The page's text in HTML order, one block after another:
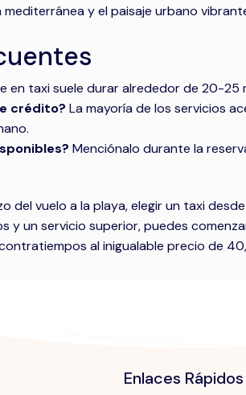
y el paisaje urbano
en taxi suele durar alrededor de 20-25
crédito? La mayoría de los servicios
Menciónalo durante la
del vuelo a la playa, elegir un taxi
y un servicio superior, puedes
al inigualable precio de
Enlaces Rápidos